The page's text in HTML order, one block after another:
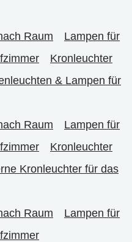
Raum
Lampen für
Kronleuchter
& Lampen für
Raum
Lampen für
Kronleuchter
Kronleuchter für das
Raum
Lampen für